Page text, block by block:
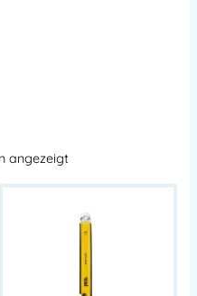
angezeigt